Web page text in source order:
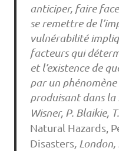
anticiper, faire
se remettre de
vulnérabilité
facteurs qui
et l’existence de
par un
produisant dans la
Wisner, P. Blaikie,
Natural Hazards,
Disasters, London,